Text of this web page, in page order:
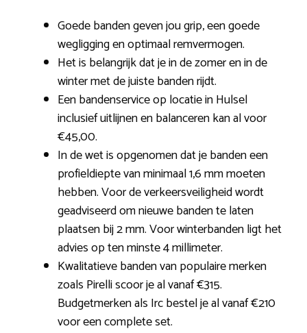
Goede banden geven jou grip, een goede
wegligging en optimaal remvermogen.
Het is belangrijk dat je in de zomer en in de
winter met de juiste banden rijdt.
Een bandenservice op locatie in Hulsel
inclusief uitlijnen en balanceren kan al voor
€45,00.
In de wet is opgenomen dat je banden een
profieldiepte van minimaal 1,6 mm moeten
hebben. Voor de verkeersveiligheid wordt
geadviseerd om nieuwe banden te laten
plaatsen bij 2 mm. Voor winterbanden ligt het
advies op ten minste 4 millimeter.
Kwalitatieve banden van populaire merken
zoals Pirelli scoor je al vanaf €315.
Budgetmerken als Irc bestel je al vanaf €210
voor een complete set.